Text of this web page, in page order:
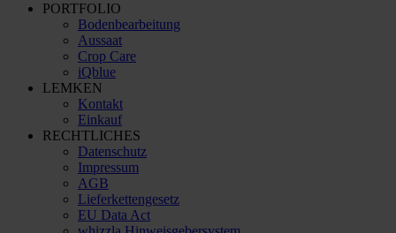
PORTFOLIO
Bodenbearbeitung
Aussaat
Crop Care
iQblue
LEMKEN
Kontakt
Einkauf
RECHTLICHES
Datenschutz
Impressum
AGB
Lieferkettengesetz
EU Data Act